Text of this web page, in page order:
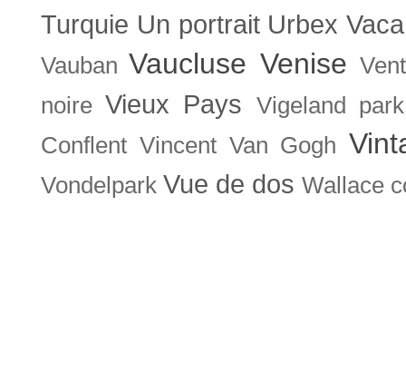
Turquie Un portrait Urbex
Vauban Vaucluse Venise
noire Vieux Pays
Vigeland park
Conflent Vincent Van Gogh
Vondelpark Vue de dos Wallace